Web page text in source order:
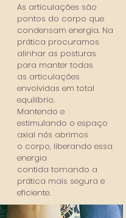
As articulações são
pontos do corpo que
condensam energia. Na
prática procuramos
alinhar as posturas
para manter todas
as articulações
envolvidas em total
equilíbrio.
Mantendo e
estimulando o espaço
axial nós abrimos
o corpo, liberando essa
energia
contida tornando a
prática mais segura e
eficiente.